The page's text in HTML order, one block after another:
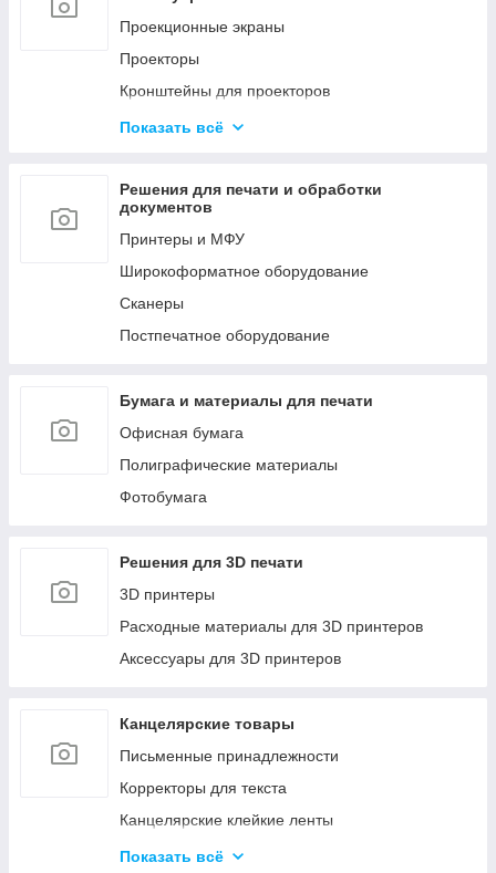
Мобильные стойки
Кронштейны для видео стен и
Конференц-системы
Проекционные экраны
Проекторы
Кронштейны для проекторов
Офисные доски
Показать всё
Решения для печати и обработки
документов
Принтеры и МФУ
Широкоформатное оборудование
Сканеры
Постпечатное оборудование
Бумага и материалы для печати
Офисная бумага
Полиграфические материалы
Фотобумага
Решения для 3D печати
3D принтеры
Расходные материалы для 3D принтеров
Аксессуары для 3D принтеров
Канцелярские товары
Письменные принадлежности
Корректоры для текста
Канцелярские клейкие ленты
Канцелярские мелочи
Показать всё